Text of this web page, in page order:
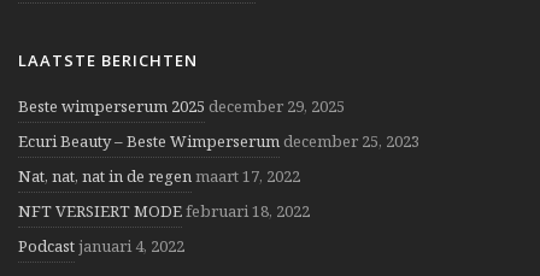
LAATSTE BERICHTEN
Beste wimperserum 2025 december 29, 2025
Ecuri Beauty – Beste Wimperserum december 25, 2023
Nat, nat, nat in de regenmaart 17, 2022
NFT VERSIERT MODEfebruari 18, 2022
Podcastjanuari 4, 2022